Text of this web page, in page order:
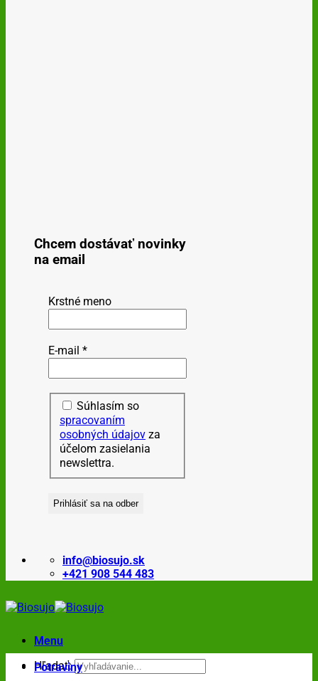
Chcem dostávať novinky
na email
Krstné meno
E-mail *
Súhlasím so
spracovaním
osobných údajov za
účelom zasielania
newslettra.
info@biosujo.sk
+421 908 544 483
Menu
Hľadať:
Potraviny